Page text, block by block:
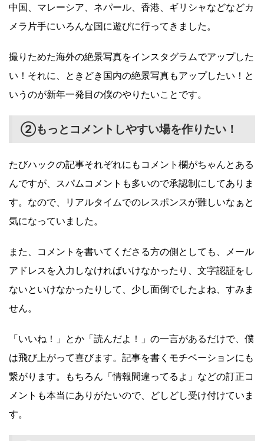
中国、マレーシア、ネパール、香港、ギリシャなどなどカ
メラ片手にいろんな国に遊びに行ってきました。
撮りためた海外の絶景写真をインスタグラムでアップした
い！それに、ときどき国内の絶景写真もアップしたい！と
いうのが新年一発目の僕のやりたいことです。
②もっとコメントしやすい場を作りたい！
たびハックの記事それぞれにもコメント欄がちゃんとある
んですが、スパムコメントも多いので承認制にしてありま
す。なので、リアルタイムでのレスポンスが難しいなぁと
気になっていました。
また、コメントを書いてくださる方の側としても、メール
アドレスを入力しなければいけなかったり、文字認証をし
ないといけなかったりして、少し面倒でしたよね、すみま
せん。
「いいね！」とか「読んだよ！」の一言があるだけで、僕
は飛び上がって喜びます。記事を書くモチベーションにも
繋がります。もちろん「情報間違ってるよ」などの訂正コ
メントも本当にありがたいので、どしどし受け付けていま
す。